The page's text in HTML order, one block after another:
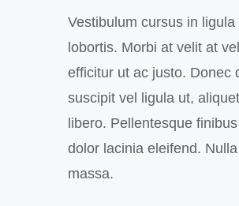
Vestibulum cursus in ligula
lobortis. Morbi at velit at
efficitur ut ac justo. Donec
suscipit vel ligula ut,
libero. Pellentesque
dolor lacinia eleifend.
massa.